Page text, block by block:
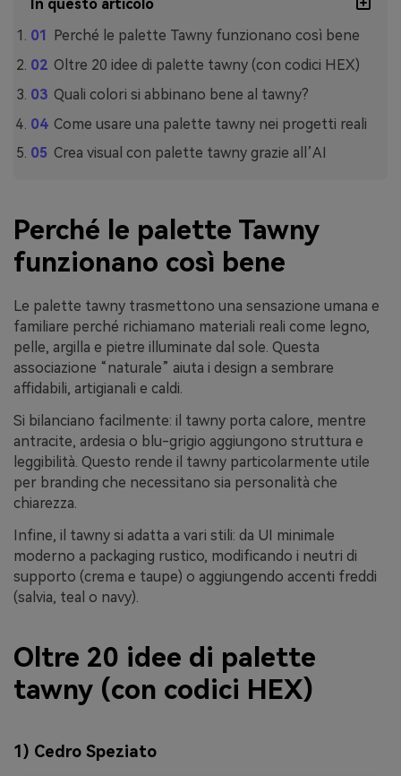
In questo articolo
Perché le palette Tawny funzionano così bene
Oltre 20 idee di palette tawny (con codici HEX)
Quali colori si abbinano bene al tawny?
Come usare una palette tawny nei progetti reali
Crea visual con palette tawny grazie all’AI
Perché le palette Tawny
funzionano così bene
Le palette tawny trasmettono una sensazione umana e
familiare perché richiamano materiali reali come legno,
pelle, argilla e pietre illuminate dal sole. Questa
associazione “naturale” aiuta i design a sembrare
affidabili, artigianali e caldi.
Si bilanciano facilmente: il tawny porta calore, mentre
antracite, ardesia o blu-grigio aggiungono struttura e
leggibilità. Questo rende il tawny particolarmente utile
per branding che necessitano sia personalità che
chiarezza.
Infine, il tawny si adatta a vari stili: da UI minimale
moderno a packaging rustico, modificando i neutri di
supporto (crema e taupe) o aggiungendo accenti freddi
(salvia, teal o navy).
Oltre 20 idee di palette
tawny (con codici HEX)
1) Cedro Speziato